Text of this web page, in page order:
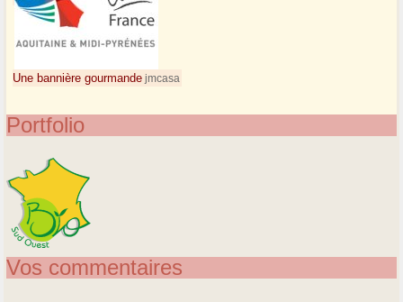
Une bannière gourmande jmcasa
Portfolio
Vos commentaires